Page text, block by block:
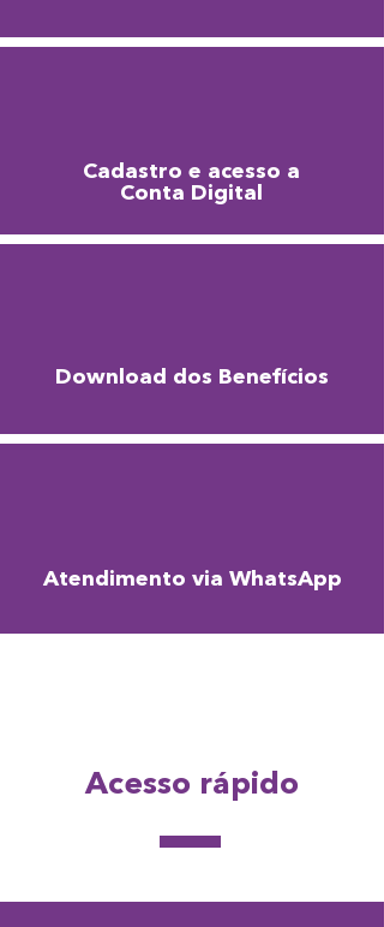
Cadastro e acesso a
Conta Digital
Download dos Benefícios
Atendimento via WhatsApp
Acesso rápido